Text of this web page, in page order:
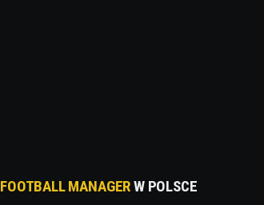
FOOTBALL MANAGERW POLSCE